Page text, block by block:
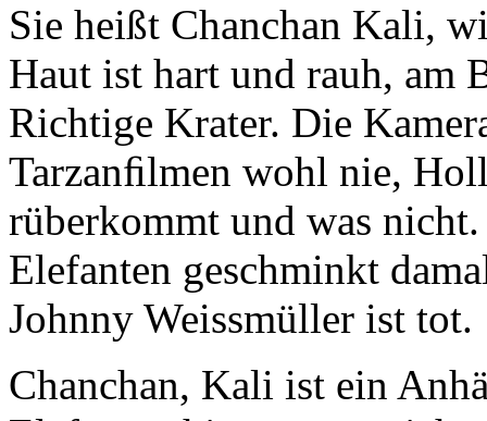
Sie heißt Chanchan Kali,
Haut ist hart und rauh, am
Richtige Krater. Die
Tarzanﬁlmen wohl nie,
rüberkommt und was
Elefanten geschminkt
Johnny Weissmüller ist tot.
Chanchan, Kali ist ein